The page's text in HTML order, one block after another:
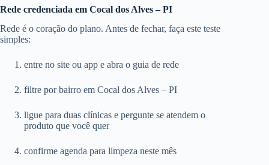
Rede credenciada em Cocal dos Alves – PI
Rede é o coração do plano. Antes de fechar, faça este teste
simples:
entre no site ou app e abra o guia de rede
filtre por bairro em Cocal dos Alves – PI
ligue para duas clínicas e pergunte se atendem o
produto que você quer
confirme agenda para limpeza neste mês